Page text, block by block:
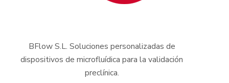
BFlow S.L. Soluciones personalizadas de
dispositivos de microfluídica para la validación
preclínica.